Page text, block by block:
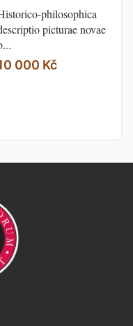
philosophica
picturae novae
000 Kč